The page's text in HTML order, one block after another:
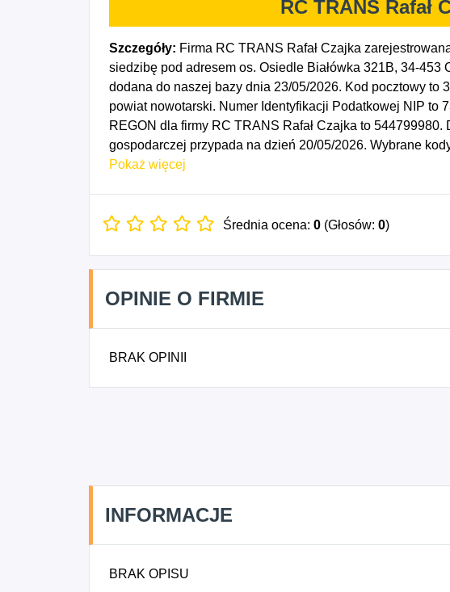
RC TRANS Rafał
Szczegóły: Firma RC TRANS Rafał Czajka
siedzibę pod adresem os. Osiedle Białówka 321B, 34-453
dodana do naszej bazy dnia 23/05/2026. Kod pocztowy to
powiat nowotarski. Numer Identyfikacji Podatkowej NIP to
REGON dla firmy RC TRANS Rafał Czajka to 544799980.
gospodarczej przypada na dzień 20/05/2026. Wybrane
towarów, 5231Z - Pośrednictwo w transporcie towarów.
Pokaż więcej
Średnia ocena: 0 (Głosów: 0)
OPINIE O FIRMIE
BRAK OPINII
INFORMACJE
BRAK OPISU